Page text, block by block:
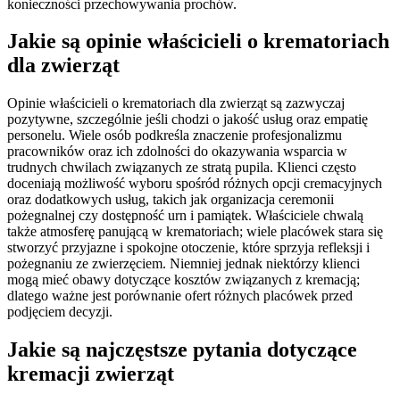
konieczności przechowywania prochów.
Jakie są opinie właścicieli o krematoriach
dla zwierząt
Opinie właścicieli o krematoriach dla zwierząt są zazwyczaj
pozytywne, szczególnie jeśli chodzi o jakość usług oraz empatię
personelu. Wiele osób podkreśla znaczenie profesjonalizmu
pracowników oraz ich zdolności do okazywania wsparcia w
trudnych chwilach związanych ze stratą pupila. Klienci często
doceniają możliwość wyboru spośród różnych opcji cremacyjnych
oraz dodatkowych usług, takich jak organizacja ceremonii
pożegnalnej czy dostępność urn i pamiątek. Właściciele chwalą
także atmosferę panującą w krematoriach; wiele placówek stara się
stworzyć przyjazne i spokojne otoczenie, które sprzyja refleksji i
pożegnaniu ze zwierzęciem. Niemniej jednak niektórzy klienci
mogą mieć obawy dotyczące kosztów związanych z kremacją;
dlatego ważne jest porównanie ofert różnych placówek przed
podjęciem decyzji.
Jakie są najczęstsze pytania dotyczące
kremacji zwierząt